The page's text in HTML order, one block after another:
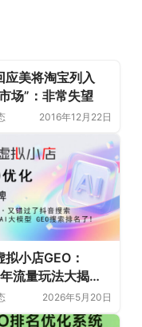
应美将淘宝列入
场”：非常失望
2016年12月22日
拟小店GEO：
流量玩法大揭
竟藏着怎样的商业
2026年5月20日